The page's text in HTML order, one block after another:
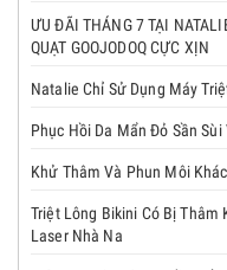
ƯU ĐÃI THÁNG 7 TẠI
QUẠT GOOJODOQ CỰC XỊN
Natalie Chỉ Sử Dụng Máy
Phục Hồi Da Mẩn Đỏ Sần Sùi
Khử Thâm Và Phun Môi
Triệt Lông Bikini Có Bị Thâm
Laser Nhà Na